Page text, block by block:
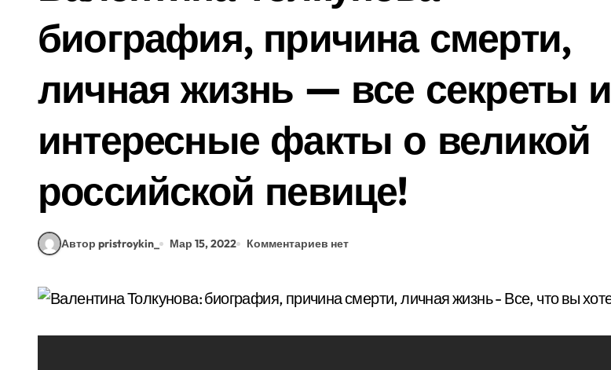
биография, причина смерти,
личная жизнь — все секреты и
интересные факты о великой
российской певице!
Автор pristroykin_ Мар 15, 2022 Комментариев нет